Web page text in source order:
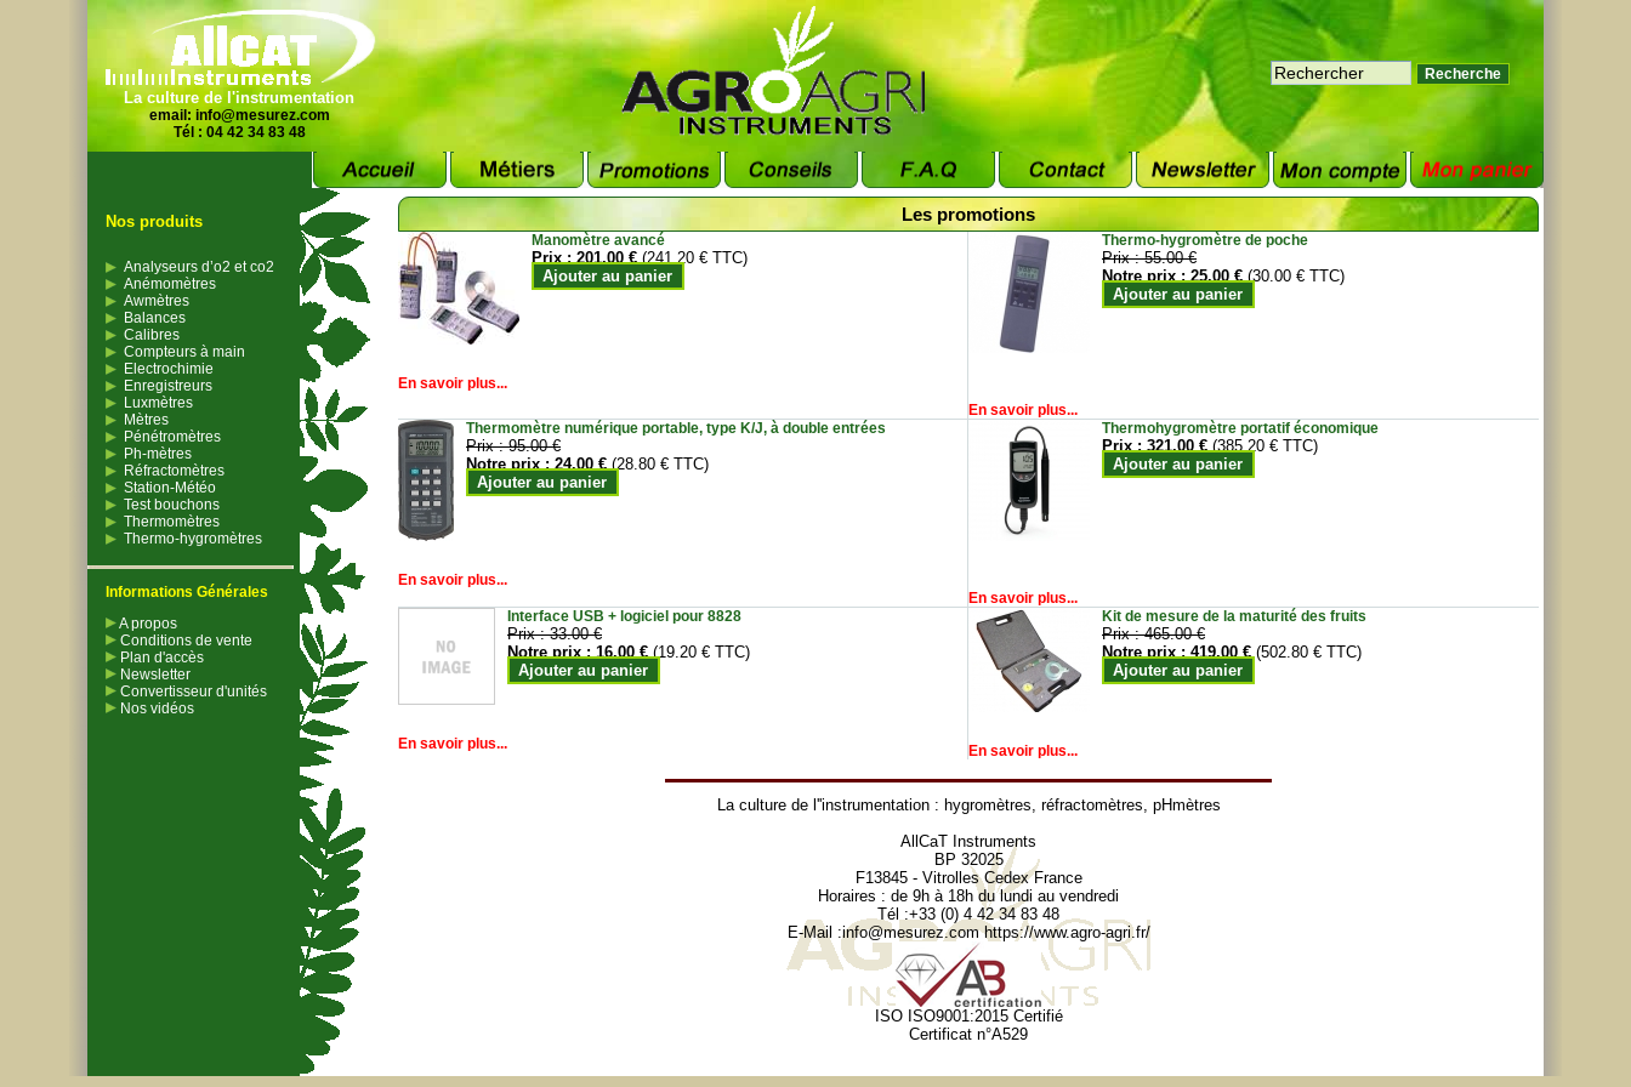
La culture de l'instrumentation
email: info@mesurez.com
Tél : 04 42 34 83 48
Nos produits
Analyseurs d’o2 et co2
Anémomètres
Awmètres
Balances
Calibres
Compteurs à main
Electrochimie
Enregistreurs
Luxmètres
Mètres
Pénétromètres
Ph-mètres
Réfractomètres
Station-Météo
Test bouchons
Thermomètres
Thermo-hygromètres
Informations Générales
A propos
Conditions de vente
Plan d'accès
Newsletter
Convertisseur d'unités
Nos vidéos
Les promotions
Manomètre avancé
Prix :201.00 € (241.20 € TTC)
Ajouter au panier
En savoir plus...
Thermo-hygromètre de poche
Prix :55.00 €
Notre prix :25.00 € (30.00 € TTC)
Ajouter au panier
En savoir plus...
Thermomètre numérique portable, type K/J, à double entrées
Prix :95.00 €
Notre prix :24.00 € (28.80 € TTC)
Ajouter au panier
En savoir plus...
Thermohygromètre portatif économique
Prix :321.00 € (385.20 € TTC)
Ajouter au panier
En savoir plus...
Interface USB + logiciel pour 8828
Prix :33.00 €
Notre prix :16.00 € (19.20 € TTC)
Ajouter au panier
En savoir plus...
Kit de mesure de la maturité des fruits
Prix :465.00 €
Notre prix :419.00 € (502.80 € TTC)
Ajouter au panier
En savoir plus...
La culture de l''instrumentation : hygromètres, réfractomètres, pHmètres
AllCaT Instruments
BP 32025
F13845 - Vitrolles Cedex France
Horaires : de 9h à 18h du lundi au vendredi
Tél :+33 (0) 4 42 34 83 48
E-Mail :info@mesurez.com https://www.agro-agri.fr/
ISO ISO9001:2015 Certifié
Certificat n°A529